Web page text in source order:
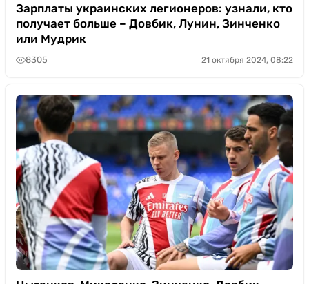
Зарплаты украинских легионеров: узнали, кто
получает больше – Довбик, Лунин, Зинченко
или Мудрик
8305 21 октября 2024, 08:22